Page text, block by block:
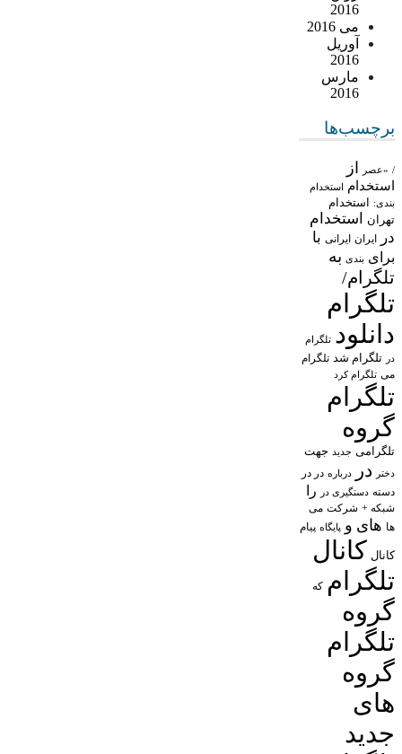
2016
می 2016
آوریل
2016
مارس
2016
برچسب‌ها
/ «عصر از
استخدام استخدام
بندی: استخدام
تهران
استخدام
در
ایران ایرانی با
برای بندی به
تلگرام/
تلگرام
دانلود تلگرام
در تلگرام شد تلگرام
می تلگرام کرد
تلگرام
گروه
تلگرامی جدید جهت
دختر در درباره در در
دسته دستگیری در را
شبکه + شرکت می
ها های و پایگاه پیام
کانال کانال
تلگرام که
گروه
تلگرام
گروه
های
جدید